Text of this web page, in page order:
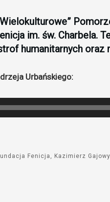
im. św. Charbela.
humanitarnych
Urbańskiego:
Fenicja Kazimierz Gajowy